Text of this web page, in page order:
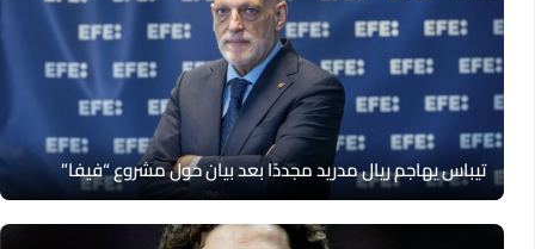
تيباس يهاجم ريال مدريد مجددًا بعد بيان حول مشروع “فيفا”